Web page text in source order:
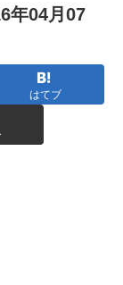
年04月07
はてブ